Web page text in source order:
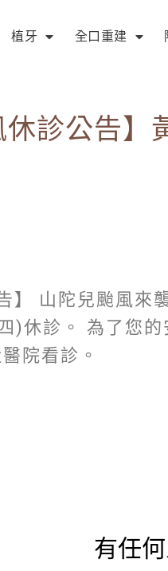
植牙 全口重建
休診公告
】 山陀兒颱風來
休診。 為了您的
院看診。
有任